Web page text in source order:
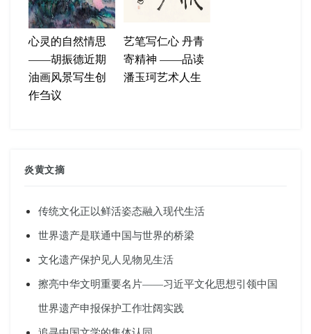
心灵的自然情思
——胡振德近期
油画风景写生创
作刍议
艺笔写仁心 丹青
寄精神 ——品读
潘玉珂艺术人生
炎黄文摘
传统文化正以鲜活姿态融入现代生活
世界遗产是联通中国与世界的桥梁
文化遗产保护见人见物见生活
擦亮中华文明重要名片——习近平文化思想引领中国
世界遗产申报保护工作壮阔实践